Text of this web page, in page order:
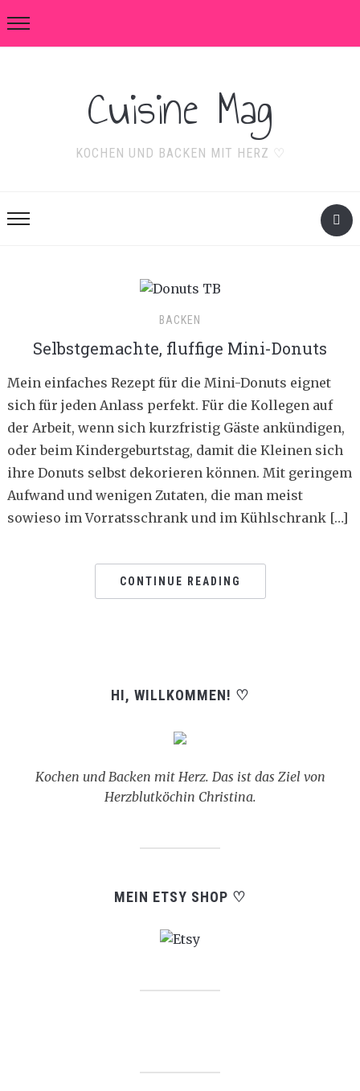
Cuisine Mag
KOCHEN UND BACKEN MIT HERZ ♡
BACKEN
Selbstgemachte, fluffige Mini-Donuts
Mein einfaches Rezept für die Mini-Donuts eignet
sich für jeden Anlass perfekt. Für die Kollegen auf
der Arbeit, wenn sich kurzfristig Gäste ankündigen,
oder beim Kindergeburtstag, damit die Kleinen sich
ihre Donuts selbst dekorieren können. Mit geringem
Aufwand und wenigen Zutaten, die man meist
sowieso im Vorratsschrank und im Kühlschrank […]
CONTINUE READING
HI, WILLKOMMEN! ♡
Kochen und Backen mit Herz. Das ist das Ziel von
Herzblutköchin Christina.
MEIN ETSY SHOP ♡